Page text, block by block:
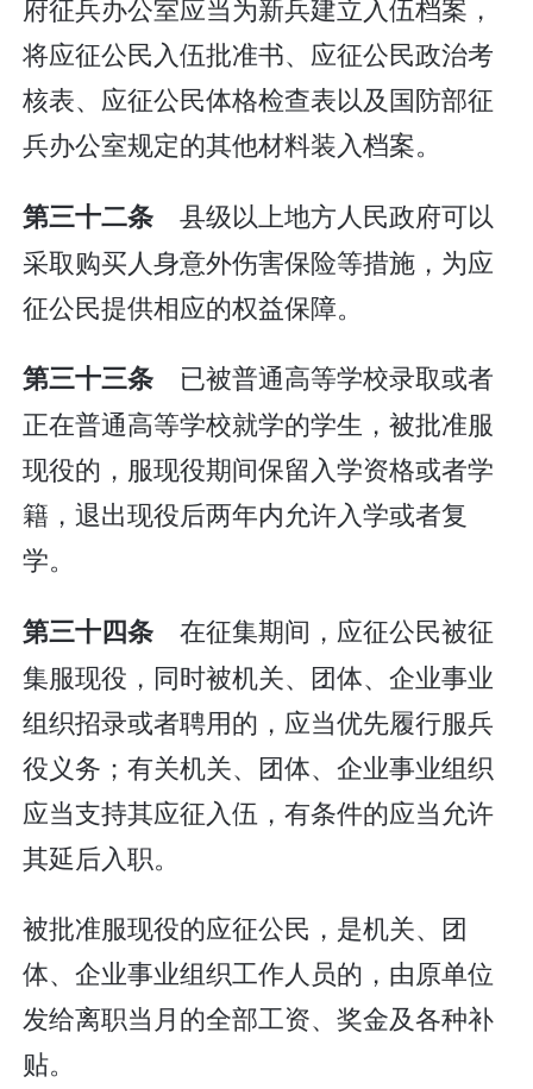
府征兵办公室应当为新兵建立入伍档案，
将应征公民入伍批准书、应征公民政治考
核表、应征公民体格检查表以及国防部征
兵办公室规定的其他材料装入档案。
第三十二条 县级以上地方人民政府可以
采取购买人身意外伤害保险等措施，为应
征公民提供相应的权益保障。
第三十三条 已被普通高等学校录取或者
正在普通高等学校就学的学生，被批准服
现役的，服现役期间保留入学资格或者学
籍，退出现役后两年内允许入学或者复
学。
第三十四条 在征集期间，应征公民被征
集服现役，同时被机关、团体、企业事业
组织招录或者聘用的，应当优先履行服兵
役义务；有关机关、团体、企业事业组织
应当支持其应征入伍，有条件的应当允许
其延后入职。
被批准服现役的应征公民，是机关、团
体、企业事业组织工作人员的，由原单位
发给离职当月的全部工资、奖金及各种补
贴。